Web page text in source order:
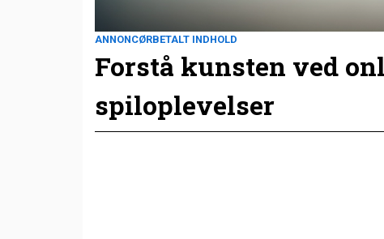
ANNONCØRBETALT INDHOLD
Forstå kunsten ved
spiloplevelser